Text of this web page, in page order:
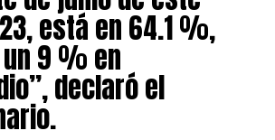
está en 64.1 %,
9 % en
declaró el